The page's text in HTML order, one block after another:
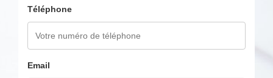
Téléphone
Email